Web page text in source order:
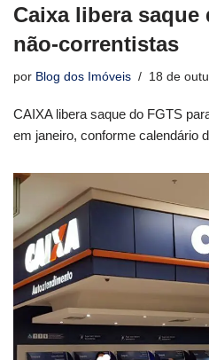
Caixa libera saque
não-correntistas
por Blog dos Imóveis 18 de
CAIXA libera saque do FGTS
em janeiro, conforme calendário